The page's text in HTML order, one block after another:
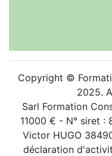
Copyright ©
2025.
Sarl Formation
11000 € - N° siret :
Victor HUGO
déclaration